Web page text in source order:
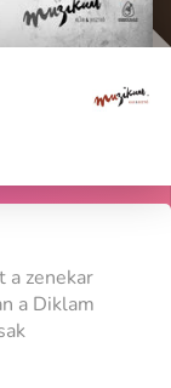
a zenekar
a Diklam